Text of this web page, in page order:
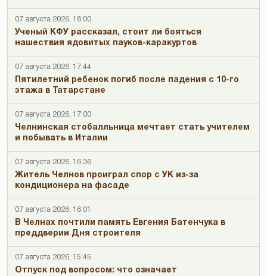
07 августа 2026, 18:00
Ученый КФУ рассказал, стоит ли бояться
нашествия ядовитых пауков-каракуртов
07 августа 2026, 17:44
Пятилетний ребенок погиб после падения с 10-го
этажа в Татарстане
07 августа 2026, 17:00
Челнинская стобалльница мечтает стать учителем
и побывать в Италии
07 августа 2026, 16:36
Житель Челнов проиграл спор с УК из-за
кондиционера на фасаде
07 августа 2026, 16:01
В Челнах почтили память Евгения Батенчука в
преддверии Дня строителя
07 августа 2026, 15:45
Отпуск под вопросом: что означает